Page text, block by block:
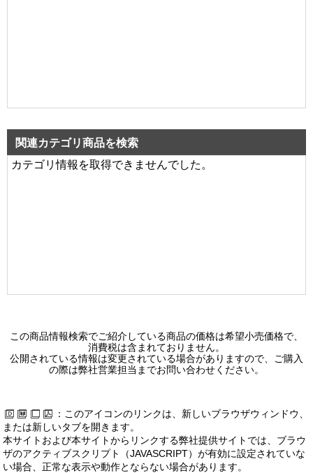
関連カテゴリ商品を検索
カテゴリ情報を取得できませんでした。
この商品情報検索でご紹介している商品の価格は希望小売価格で、
消費税は含まれておりません。
公開されている情報は変更されている場合がありますので、ご購入
の際は弊社営業担当までお問い合わせください。
：このアイコンのリンクは、新しいブラウザウィンドウ、
または新しいタブを開きます。
本サイトおよび本サイトからリンクする弊社提供サイトでは、ブラウ
ザのアクティブスクリプト（JAVASCRIPT）が有効に設定されていな
い場合、正常な表示や動作とならない場合があります。